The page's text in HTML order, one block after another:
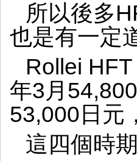
所以後多
也是有一定
Rollei
年3月
53,000日元
這四個時